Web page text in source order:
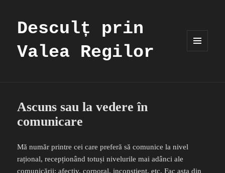
Desculț prin
Valea Regilor
Ascuns sau la vedere în
comunicare
Mă număr printre cei care preferă să comunice la nivel
rațional, recepționând totuși nivelurile mai adânci ale
comunicării: afectiv, corporal, inconștient, etc. Fac asta din